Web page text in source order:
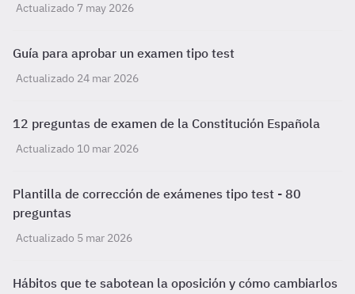
Actualizado 7 may 2026
Guía para aprobar un examen tipo test
Actualizado 24 mar 2026
12 preguntas de examen de la Constitución Española
Actualizado 10 mar 2026
Plantilla de corrección de exámenes tipo test - 80
preguntas
Actualizado 5 mar 2026
Hábitos que te sabotean la oposición y cómo cambiarlos